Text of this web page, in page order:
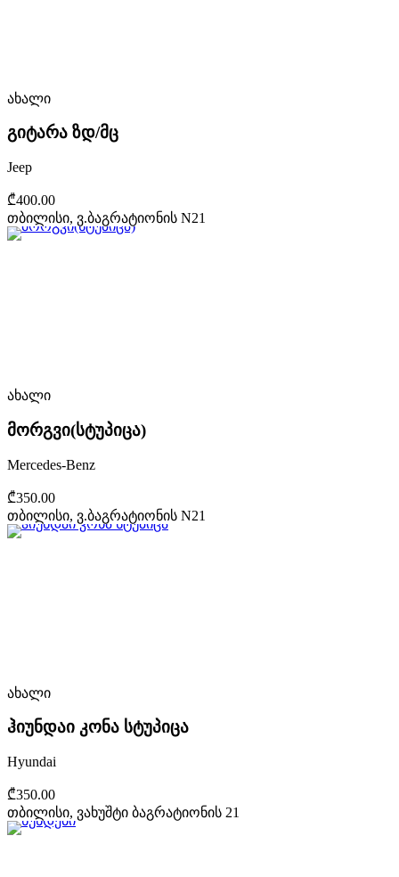
ახალი
გიტარა ზდ/მც
Jeep
₾400.00
თბილისი, ვ.ბაგრატიონის N21
ახალი
მორგვი(სტუპიცა)
Mercedes-Benz
₾350.00
თბილისი, ვ.ბაგრატიონის N21
ახალი
ჰიუნდაი კონა სტუპიცა
Hyundai
₾350.00
თბილისი, ვახუშტი ბაგრატიონის 21